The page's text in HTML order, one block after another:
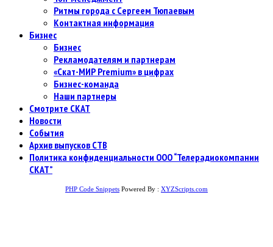
Ритмы города с Сергеем Тюпаевым
Контактная информация
Бизнес
Бизнес
Рекламодателям и партнерам
«Скат-МИР Premium» в цифрах
Бизнес-команда
Наши партнеры
Смотрите СКАТ
Новости
События
Архив выпусков СТВ
Политика конфиденциальности ООО “Телерадиокомпании
СКАТ”
PHP Code Snippets Powered By : XYZScripts.com